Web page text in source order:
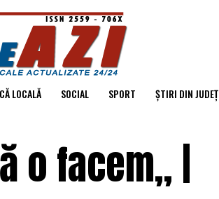
LOCALĂ SOCIAL SPORT ȘTIRI DIN JUDEȚ
facem„ |